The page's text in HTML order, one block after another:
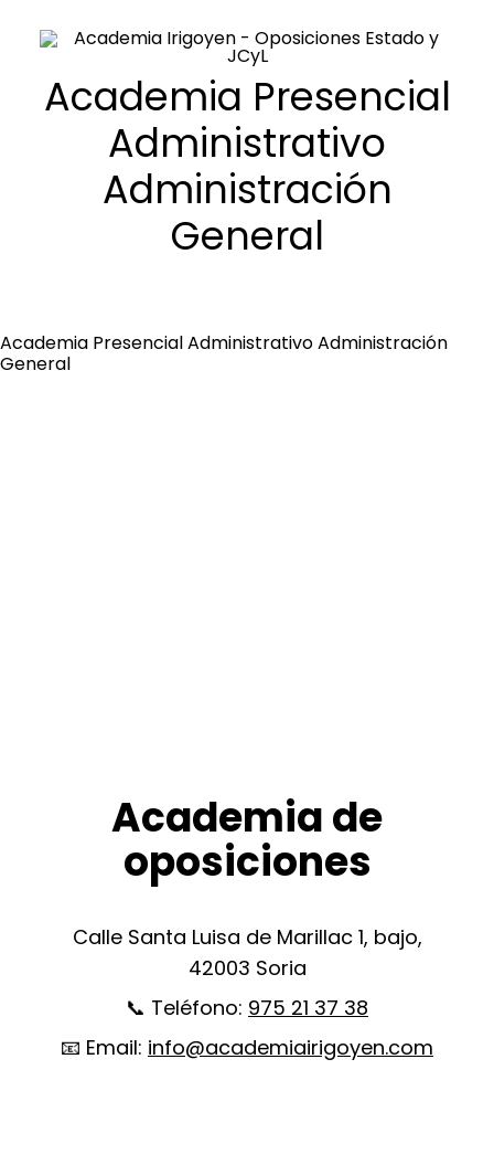
Oposiciones
Contacto
Academia Presencial
Administrativo
Administración
General
Academia Presencial Administrativo Administración
General
Academia de
oposiciones
Calle Santa Luisa de Marillac 1, bajo,
42003 Soria
📞 Teléfono: 975 21 37 38
📧 Email: info@academiairigoyen.com